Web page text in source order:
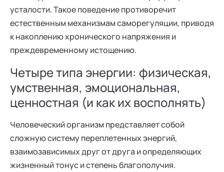
усталости. Такое поведение противоречит
естественным механизмам саморегуляции, приводя
к накоплению хронического напряжения и
преждевременному истощению.
Четыре типа энергии: физическая,
умственная, эмоциональная,
ценностная (и как их восполнять)
Человеческий организм представляет собой
сложную систему переплетенных энергий,
взаимозависимых друг от друга и определяющих
жизненный тонус и степень благополучия.